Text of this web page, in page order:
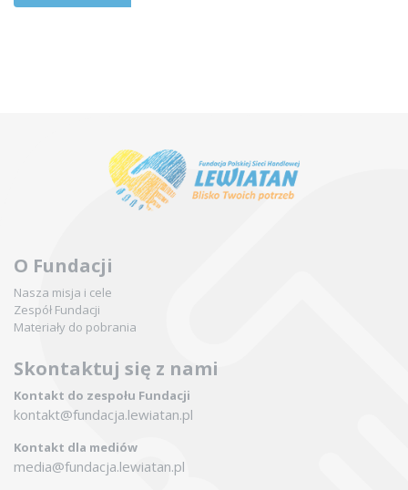
O Fundacji
Nasza misja i cele
Zespół Fundacji
Materiały do pobrania
Skontaktuj się z nami
Kontakt do zespołu Fundacji
kontakt@fundacja.lewiatan.pl
Kontakt dla mediów
media@fundacja.lewiatan.pl